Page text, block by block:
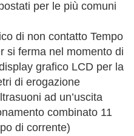
per le più comuni
di non contatto Tempo
si ferma nel momento di
grafico LCD per la
di erogazione
ad un’uscita
combinato 11
di corrente)